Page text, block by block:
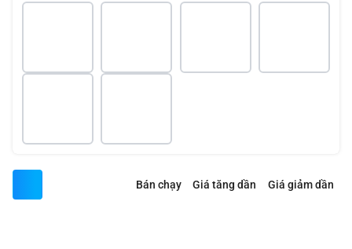
Bán chạy Giá tăng dần Giá giảm dần